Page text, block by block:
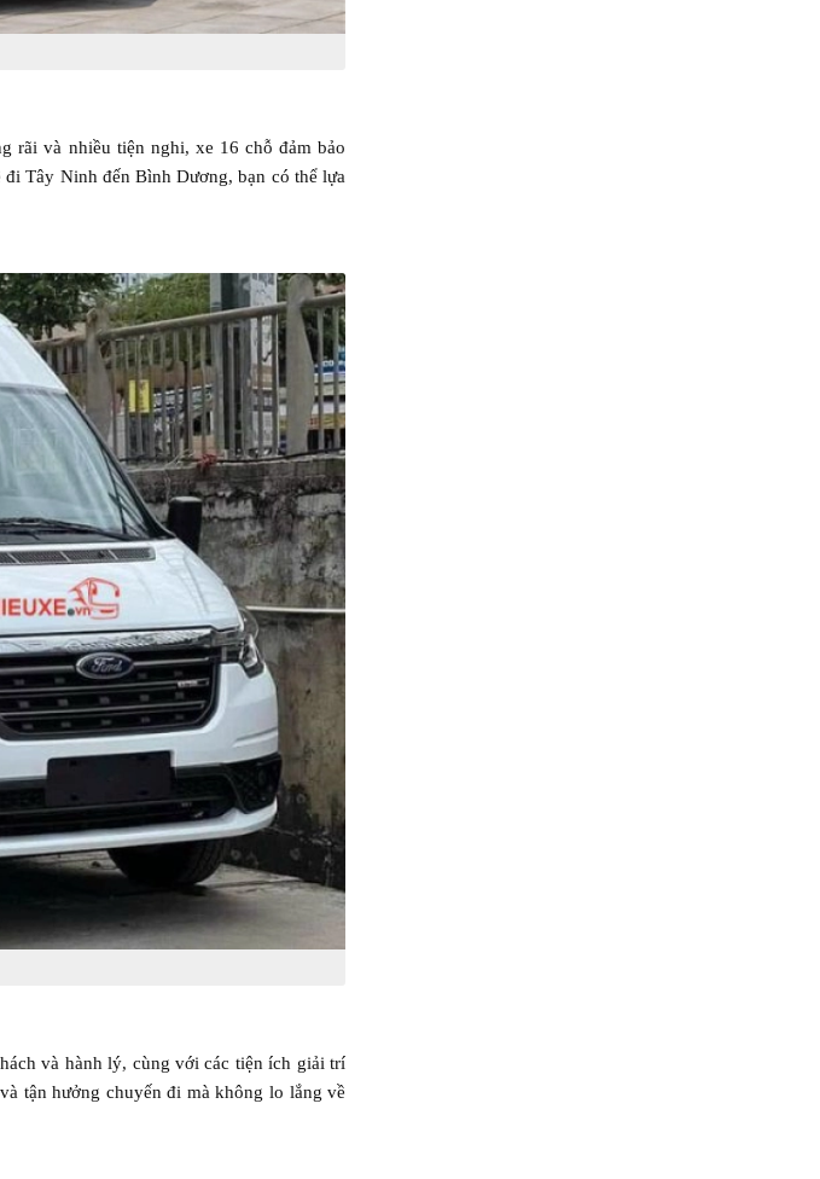
rãi và nhiều tiện nghi, xe 16 chỗ đảm bảo
Tây Ninh đến Bình Dương, bạn có thể lựa
và hành lý, cùng với các tiện ích giải trí
tận hưởng chuyến đi mà không lo lắng về